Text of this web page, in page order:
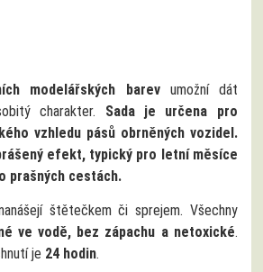
modelářských barevumožní dát
charakter. Sada je určena pro
vzhledu pásů obrněných vozidel.
efekt, typický pro letní měsíce
prašných cestách.
štětečkem či sprejem. Všechny
ve vodě, bez zápachu a netoxické.
je 24 hodin.